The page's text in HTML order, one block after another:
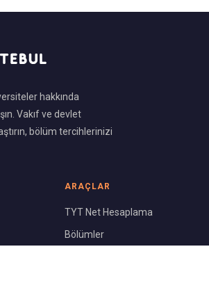
hakkında
Vakıf ve devlet
bölüm tercihlerinizi
ARAÇLAR
TYT Net Hesaplama
Bölümler